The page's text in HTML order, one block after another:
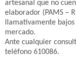
artesanal que no
elaborador (PAMS –
llamativamente
mercado.
Ante cualquier
teléfono 610086.